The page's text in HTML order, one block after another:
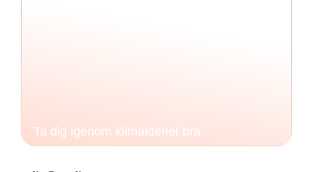
Ta dig igenom klimakteriet bra